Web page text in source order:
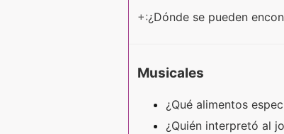
+:¿Dónde se pueden
Musicales
¿Qué alimentos
¿Quién interpretó al